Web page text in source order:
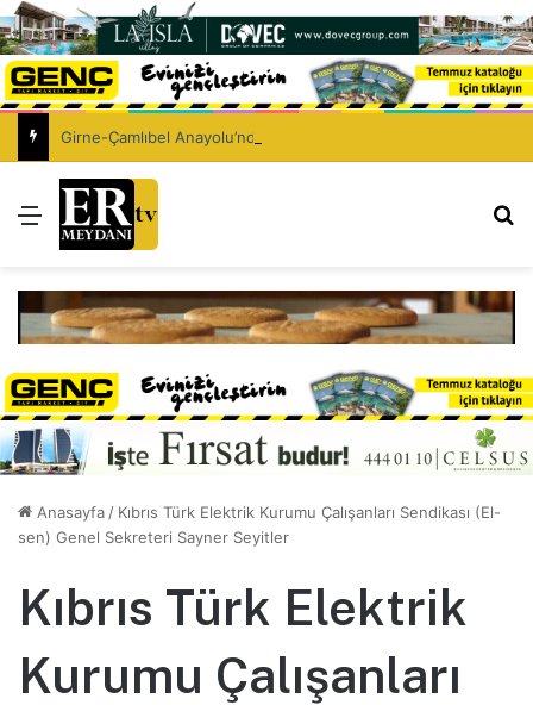
Menü
Anasayfa / Kıbrıs Türk Elektrik Kurumu Çalışanları Sendikası (El-
sen) Genel Sekreteri Sayner Seyitler
Kıbrıs Türk Elektrik
Kurumu Çalışanları